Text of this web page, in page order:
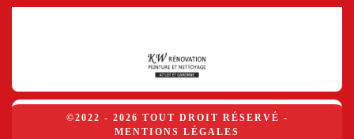
©2022 - 2026 TOUT DROIT RÉSERVÉ -
MENTIONS LÉGALES